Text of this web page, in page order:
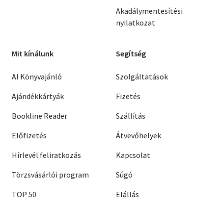
Akadálymentesítési
nyilatkozat
Mit kínálunk
AI Könyvajánló
Ajándékkártyák
Bookline Reader
Előfizetés
Hírlevél feliratkozás
Törzsvásárlói program
TOP 50
Segítség
Szolgáltatások
Fizetés
Szállítás
Átvevőhelyek
Kapcsolat
Súgó
Elállás